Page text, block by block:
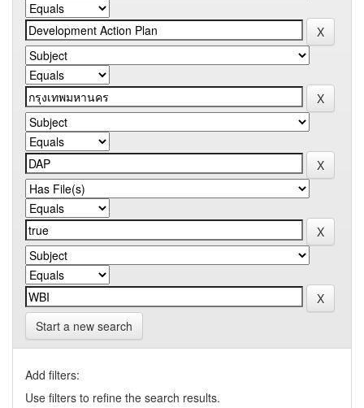
Start a new search
Add filters:
Use filters to refine the search results.